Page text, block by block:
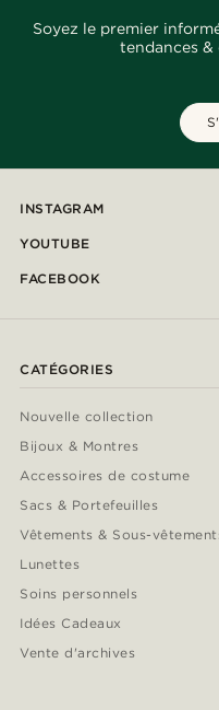
Soyez le premier
tendances &
INSTAGRAM
YOUTUBE
FACEBOOK
CATÉGORIES
Nouvelle collection
Bijoux & Montres
Accessoires de costume
Sacs & Portefeuilles
Vêtements & Sous-
Lunettes
Soins personnels
Idées Cadeaux
Vente d'archives